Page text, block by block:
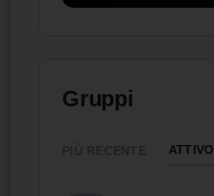
Gruppi
ATTIVO